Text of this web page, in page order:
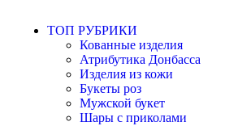
ТОП РУБРИКИ
Кованные изделия
Атрибутика Донбасса
Изделия из кожи
Букеты роз
Мужской букет
Шары с приколами